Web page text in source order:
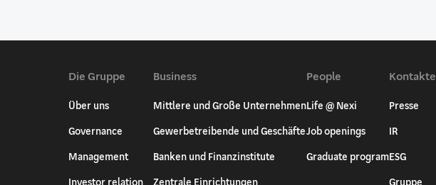
Die Gruppe
Über uns
Governance
Management
Investor relation
Business
Mittlere und Große Unternehmen
Gewerbetreibende und Geschäfte
Banken und Finanzinstitute
Zentrale Einrichtungen
People
Life @ Nexi
Job openings
Graduate program
Kontakte
Presse
IR
ESG
Gruppe